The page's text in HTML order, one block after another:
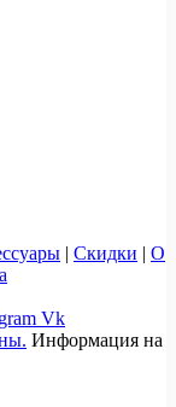
| Скидки | О
Vk
Информация на